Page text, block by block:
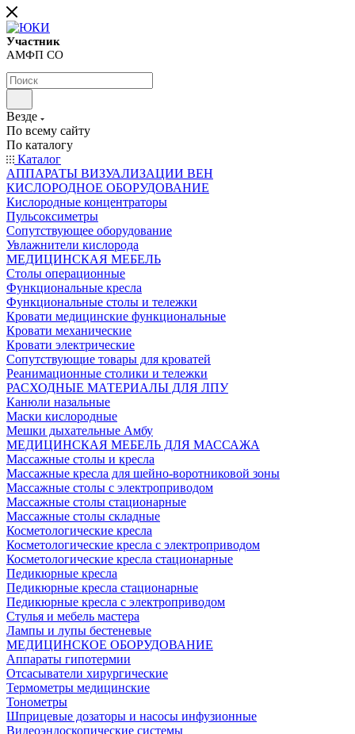
Участник
АМФП СО
Везде
По всему сайту
По каталогу
Каталог
АППАРАТЫ ВИЗУАЛИЗАЦИИ ВЕН
КИСЛОРОДНОЕ ОБОРУДОВАНИЕ
Кислородные концентраторы
Пульсоксиметры
Сопутствующее оборудование
Увлажнители кислорода
МЕДИЦИНСКАЯ МЕБЕЛЬ
Столы операционные
Функциональные кресла
Функциональные столы и тележки
Кровати медицинские функциональные
Кровати механические
Кровати электрические
Сопутствующие товары для кроватей
Реанимационные столики и тележки
РАСХОДНЫЕ МАТЕРИАЛЫ ДЛЯ ЛПУ
Канюли назальные
Маски кислородные
Мешки дыхательные Амбу
МЕДИЦИНСКАЯ МЕБЕЛЬ ДЛЯ МАССАЖА
Массажные столы и кресла
Массажные кресла для шейно-воротниковой зоны
Массажные столы с электроприводом
Массажные столы стационарные
Массажные столы складные
Косметологические кресла
Косметологические кресла с электроприводом
Косметологические кресла стационарные
Педикюрные кресла
Педикюрные кресла стационарные
Педикюрные кресла с электроприводом
Стулья и мебель мастера
Лампы и лупы бестеневые
МЕДИЦИНСКОЕ ОБОРУДОВАНИЕ
Аппараты гипотермии
Отсасыватели хирургические
Термометры медицинские
Тонометры
Шприцевые дозаторы и насосы инфузионные
Видеоэндоскопические системы